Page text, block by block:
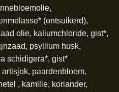
(ontsuikerd),
olie, kaliumchloride, gist*,
psyllium husk,
schidigera*, gist*
paardenbloem,
, kamille, koriander,